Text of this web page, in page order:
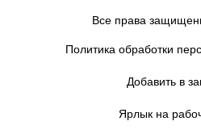
Все права
Политика обработки
Добавить в
Ярлык на